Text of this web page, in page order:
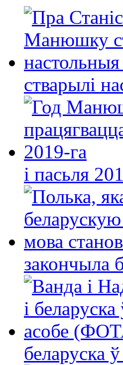
стварылі
і пасьля
закончыла
беларуска